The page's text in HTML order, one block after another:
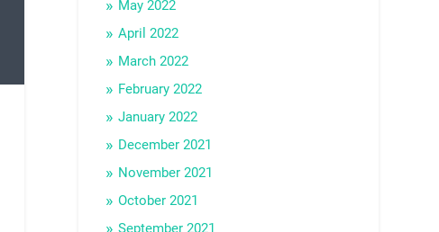
May 2022
April 2022
March 2022
February 2022
January 2022
December 2021
November 2021
October 2021
September 2021